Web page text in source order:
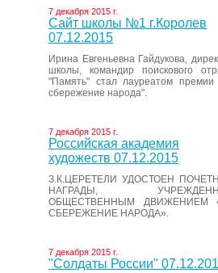
7 декабря 2015 г.
Сайт школы №1 г.Королев
07.12.2015
Ирина Евгеньевна Гайдукова,
школы, командир поискового
"Память" стал лауреатом премии
сбережение народа".
7 декабря 2015 г.
Российская академия
художеств 07.12.2015
З.К.ЦЕРЕТЕЛИ УДОСТОЕН
НАГРАДЫ,
ОБЩЕСТВЕННЫМ ДВИЖЕНИЕМ
СБЕРЕЖЕНИЕ НАРОДА».
7 декабря 2015 г.
"Солдаты России"